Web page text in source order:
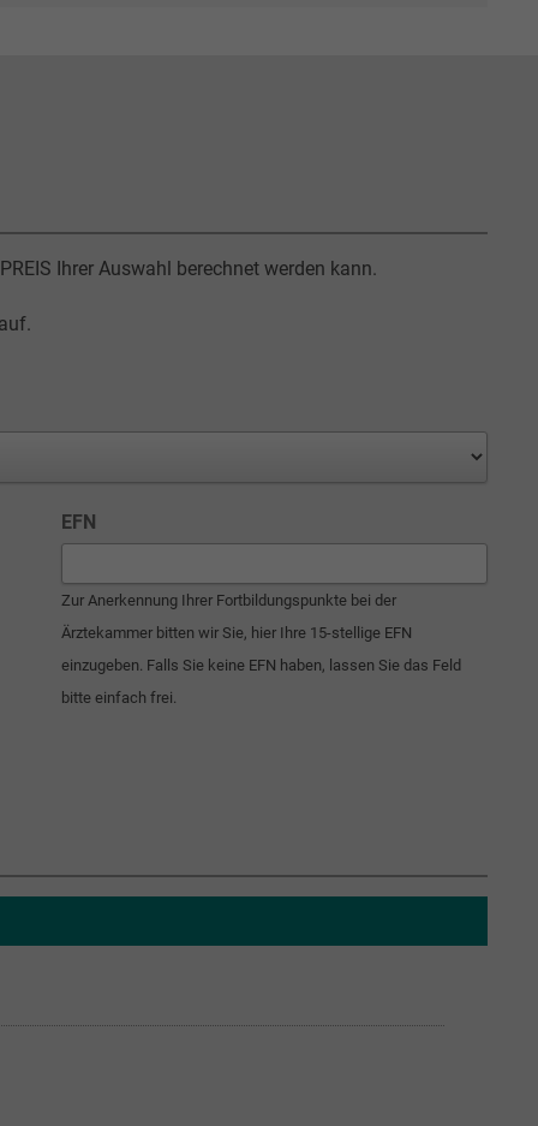
Ihrer Auswahl berechnet werden kann.
EFN
Zur Anerkennung Ihrer Fortbildungspunkte bei der
Ärztekammer bitten wir Sie, hier Ihre 15-stellige EFN
einzugeben. Falls Sie keine EFN haben, lassen Sie das Feld
bitte einfach frei.